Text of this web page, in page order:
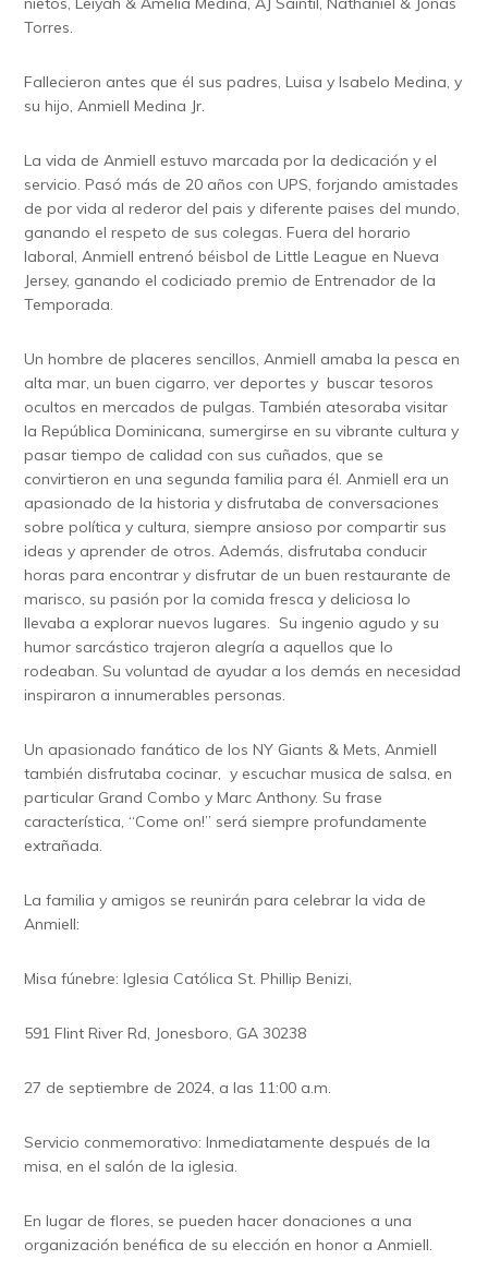
Torres.
Fallecieron antes que él sus padres, Luisa y Isabelo Medina, y
su hijo, Anmiell Medina Jr.
La vida de Anmiell estuvo marcada por la dedicación y el
servicio. Pasó más de 20 años con UPS, forjando amistades
de por vida al rederor del pais y diferente paises del mundo,
ganando el respeto de sus colegas. Fuera del horario
laboral, Anmiell entrenó béisbol de Little League en Nueva
Jersey, ganando el codiciado premio de Entrenador de la
Temporada.
Un hombre de placeres sencillos, Anmiell amaba la pesca en
alta mar, un buen cigarro, ver deportes y buscar tesoros
ocultos en mercados de pulgas. También atesoraba visitar
la República Dominicana, sumergirse en su vibrante cultura y
pasar tiempo de calidad con sus cuñados, que se
convirtieron en una segunda familia para él. Anmiell era un
apasionado de la historia y disfrutaba de conversaciones
sobre política y cultura, siempre ansioso por compartir sus
ideas y aprender de otros. Además, disfrutaba conducir
horas para encontrar y disfrutar de un buen restaurante de
marisco, su pasión por la comida fresca y deliciosa lo
llevaba a explorar nuevos lugares. Su ingenio agudo y su
humor sarcástico trajeron alegría a aquellos que lo
rodeaban. Su voluntad de ayudar a los demás en necesidad
inspiraron a innumerables personas.
Un apasionado fanático de los NY Giants & Mets, Anmiell
también disfrutaba cocinar, y escuchar musica de salsa, en
particular Grand Combo y Marc Anthony. Su frase
característica, “Come on!” será siempre profundamente
extrañada.
La familia y amigos se reunirán para celebrar la vida de
Anmiell:
Misa fúnebre: Iglesia Católica St. Phillip Benizi,
591 Flint River Rd, Jonesboro, GA 30238
27 de septiembre de 2024, a las 11:00 a.m.
Servicio conmemorativo: Inmediatamente después de la
misa, en el salón de la iglesia.
En lugar de flores, se pueden hacer donaciones a una
organización benéfica de su elección en honor a Anmiell.